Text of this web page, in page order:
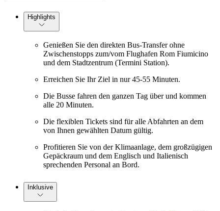
Highlights
Genießen Sie den direkten Bus-Transfer ohne
Zwischenstopps zum/vom Flughafen Rom Fiumicino
und dem Stadtzentrum (Termini Station).
Erreichen Sie Ihr Ziel in nur 45-55 Minuten.
Die Busse fahren den ganzen Tag über und kommen
alle 20 Minuten.
Die flexiblen Tickets sind für alle Abfahrten an dem
von Ihnen gewählten Datum gültig.
Profitieren Sie von der Klimaanlage, dem großzügigen
Gepäckraum und dem Englisch und Italienisch
sprechenden Personal an Bord.
Inklusive